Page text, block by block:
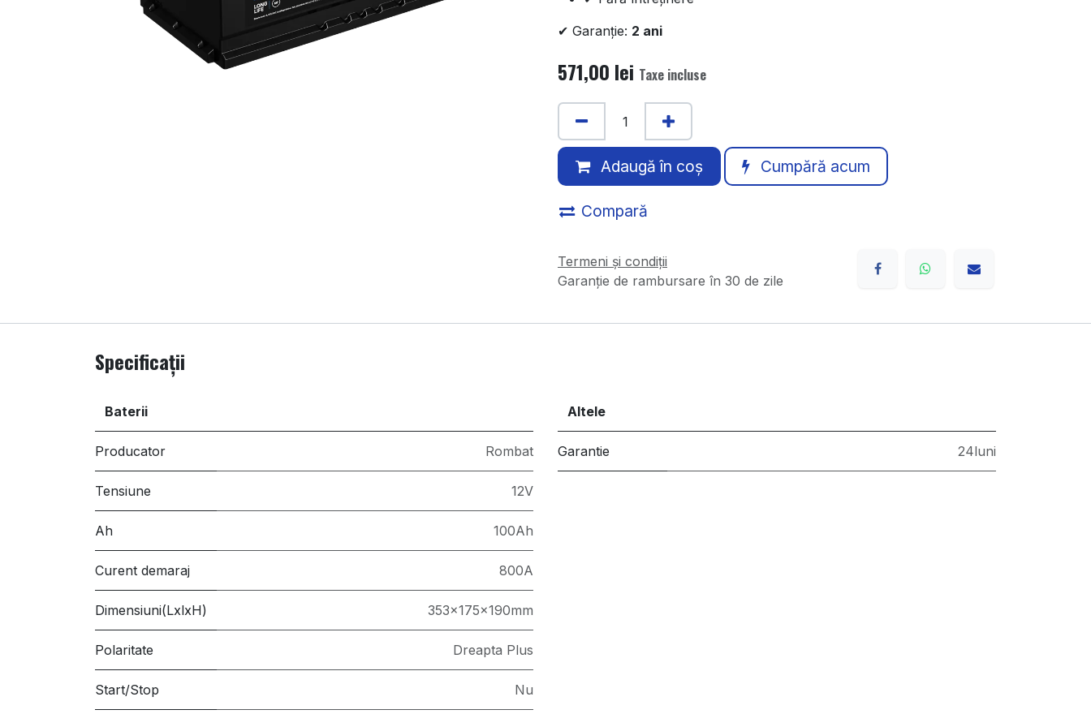
✔ Garanție: 2 ani
571,00 lei Taxe incluse
Adaugă în coș Cumpără acum
Compară
Termeni și condiții
Garanție de rambursare în 30 de zile
Specificații
Baterii
Producator Rombat
Tensiune 12V
Ah 100Ah
Curent demaraj 800A
Dimensiuni(LxlxH) 353x175x190mm
Polaritate Dreapta Plus
Start/Stop Nu
Altele
Garantie 24luni